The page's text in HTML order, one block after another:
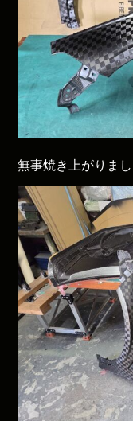
無事焼き上がりま